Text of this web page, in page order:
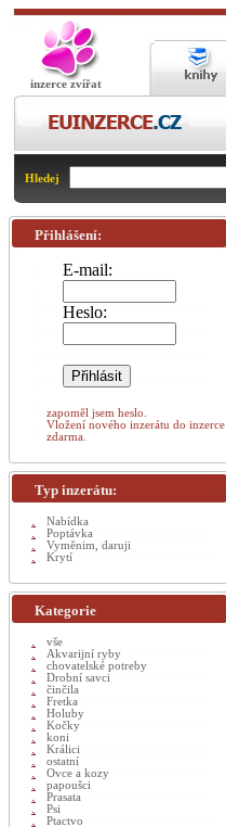
inzerce zvířat
Hledej
Přihlášení:
E-mail:
Heslo:
zapoměl jsem heslo.
Vložení nového inzerátu do inzerce
zdarma.
Typ inzerátu:
Nabídka
Poptávka
Vyměnim, daruji
Krytí
Kategorie
vše
Akvarijní ryby
chovatelské potreby
Drobní savci
činčila
Fretka
Holuby
Kočky
koni
Králici
ostatní
Ovce a kozy
papoušci
Prasata
Psi
Ptactvo